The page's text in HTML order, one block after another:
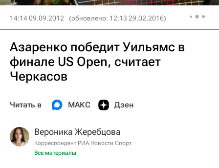
14:14 09.09.2012 (обновлено: 12:13 29.02.2016)
Азаренко победит Уильямс в
финале US Open, считает
Черкасов
Читать в МАКС Дзен
Вероника Жеребцова
Корреспондент РИА Новости Спорт
Все материалы